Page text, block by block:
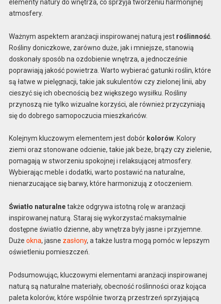
elementy natury do wnętrza, co sprzyja tworzeniu harmonijnej
atmosfery.
Ważnym aspektem aranżacji inspirowanej naturą jest roślinność.
Rośliny doniczkowe, zarówno duże, jak i mniejsze, stanowią
doskonały sposób na ozdobienie wnętrza, a jednocześnie
poprawiają jakość powietrza. Warto wybierać gatunki roślin, które
są łatwe w pielęgnacji, takie jak sukulentów czy zielonej linii, aby
cieszyć się ich obecnością bez większego wysiłku. Rośliny
przynoszą nie tylko wizualne korzyści, ale również przyczyniają
się do dobrego samopoczucia mieszkańców.
Kolejnym kluczowym elementem jest dobór kolorów. Kolory
ziemi oraz stonowane odcienie, takie jak beże, brązy czy zielenie,
pomagają w stworzeniu spokojnej i relaksującej atmosfery.
Wybierając meble i dodatki, warto postawić na naturalne,
nienarzucające się barwy, które harmonizują z otoczeniem.
Światło naturalnetakże odgrywa istotną rolę w aranżacji
inspirowanej naturą. Staraj się wykorzystać maksymalnie
dostępne światło dzienne, aby wnętrza były jasne i przyjemne.
Duże okna, jasne zasłony, a także lustra mogą pomóc w lepszym
oświetleniu pomieszczeń.
Podsumowując, kluczowymi elementami aranżacji inspirowanej
naturą są naturalne materiały, obecność roślinności oraz kojąca
paleta kolorów, które wspólnie tworzą przestrzeń sprzyjającą